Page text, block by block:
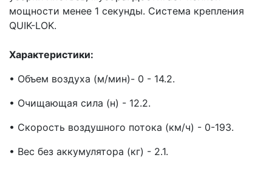
мощности менее 1 секунды. Система крепления
QUIK-LOK.
Характеристики:
• Объем воздуха (м/мин)- 0 - 14.2.
• Очищающая сила (н) - 12.2.
• Скорость воздушного потока (км/ч) - 0-193.
• Вес без аккумулятора (кг) - 2.1.